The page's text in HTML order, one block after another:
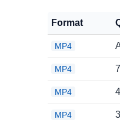
Format
MP4
MP4
MP4
MP4